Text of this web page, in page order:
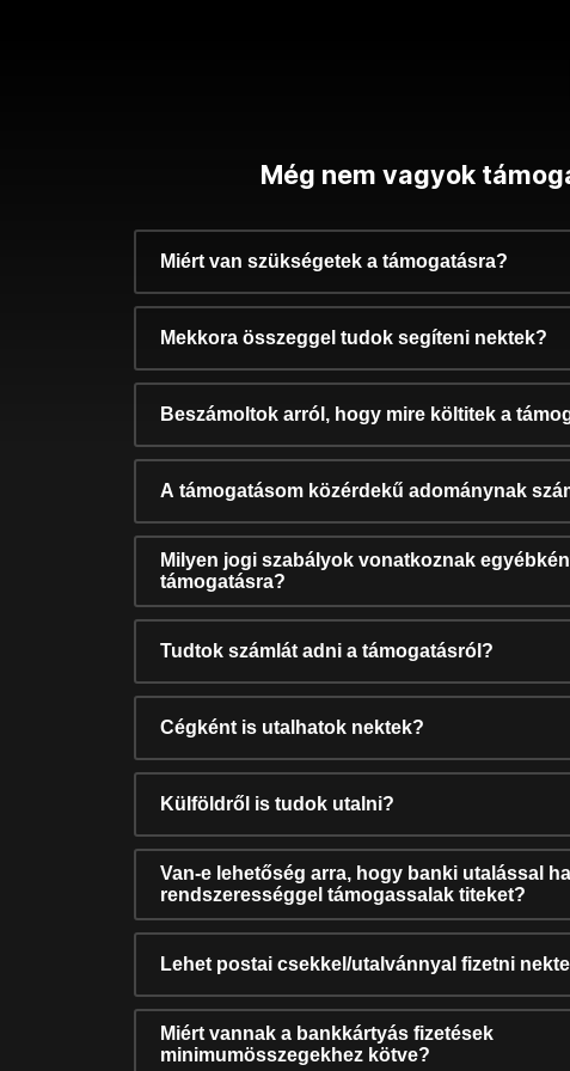
Még nem vagyok
Miért van szükségetek a támogatásra?
Mekkora összeggel tudok segíteni nektek?
Beszámoltok arról, hogy mire költitek a
A támogatásom közérdekű adománynak
Milyen jogi szabályok vonatkoznak
támogatásra?
Tudtok számlát adni a támogatásról?
Cégként is utalhatok nektek?
Külföldről is tudok utalni?
Van-e lehetőség arra, hogy banki utalással
rendszerességgel támogassalak titeket?
Lehet postai csekkel/utalvánnyal fizetni
Miért vannak a bankkártyás fizetések
minimumösszegekhez kötve?